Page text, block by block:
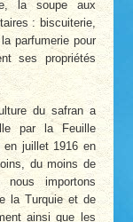
la soupe aux
: biscuiterie,
parfumerie pour
ses propriétés
du safran a
par la Feuille
en juillet 1916 en
du moins de
nous importons
la Turquie et de
ainsi que les